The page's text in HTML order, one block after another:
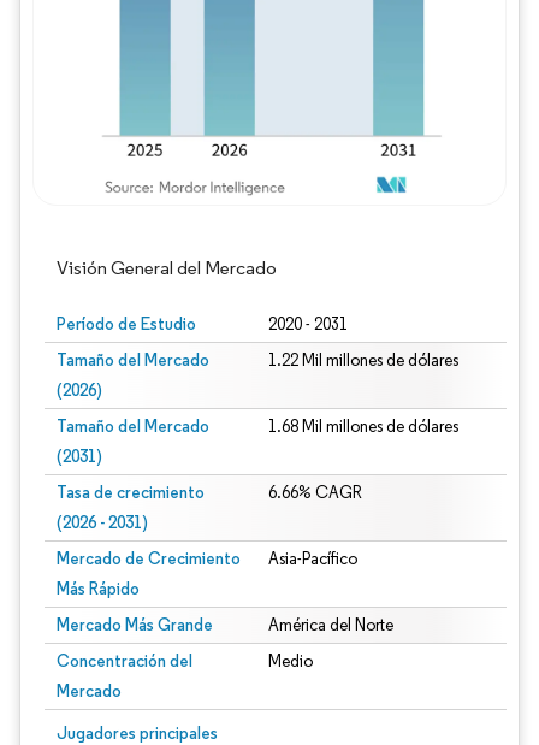
Visión General del Mercado
Período de Estudio 2020 - 2031
Tamaño del Mercado
(2026)
1.22 Mil millones de dólares
Tamaño del Mercado
(2031)
1.68 Mil millones de dólares
Tasa de crecimiento
(2026 - 2031)
6.66% CAGR
Mercado de Crecimiento
Más Rápido
Asia-Pacífico
Mercado Más Grande América del Norte
Concentración del
Mercado
Medio
Jugadores principales
Imagen © Mordor Intelligence. El uso requiere atribución según CC BY 4.0.